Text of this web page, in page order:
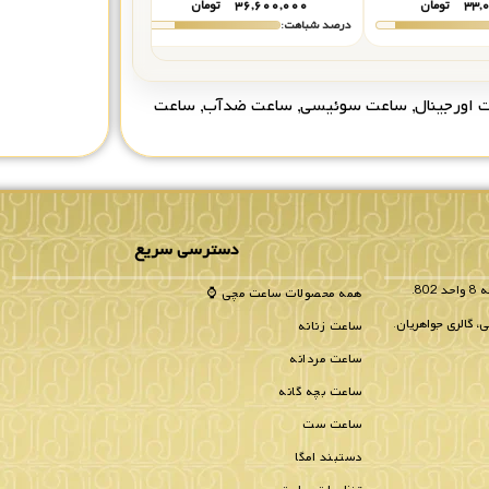
تومان
۳۶,۶۰۰,۰۰۰
تومان
درصد شباهت:
اورجینال, ساعت سوئیسی, ساعت ضدآب, ساعت
گالری جواهریان.
دسترسی سریع
همه محصولات ساعت مچی ⌚
ساعت زنانه
ساعت مردانه
ساعت بچه گانه
ساعت ست
دستبند امگا